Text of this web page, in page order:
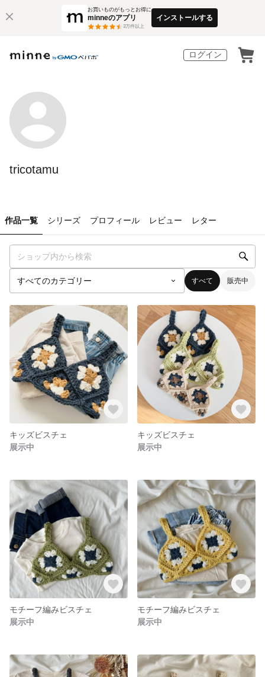
お買いものがもっとお得に
minneのアプリ
3万件以上
インストールする
ログイン
tricotamu
作品一覧 シリーズ プロフィール レビュー レター
すべて 販売中
キッズビスチェ
展示中
キッズビスチェ
展示中
モチーフ編みビスチェ
展示中
モチーフ編みビスチェ
展示中